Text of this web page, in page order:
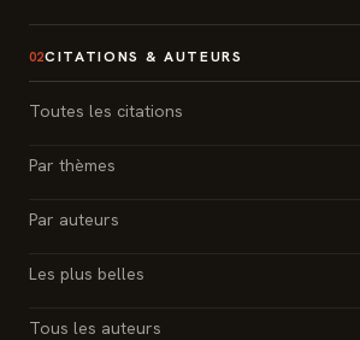
02CITATIONS & AUTEURS
Toutes les citations
Par thèmes
Par auteurs
Les plus belles
Tous les auteurs